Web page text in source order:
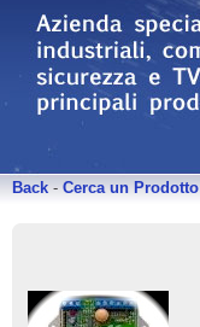
Back - Cerca un Prodotto